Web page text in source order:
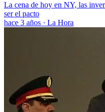
La cena de hoy en NY, las
ser el pacto
hace 3 años · La Hora